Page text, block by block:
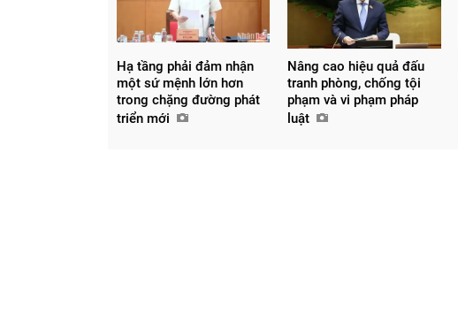
Hạ tầng phải đảm nhận
một sứ mệnh lớn hơn
trong chặng đường phát
triển mới
Nâng cao hiệu quả đấu
tranh phòng, chống tội
phạm và vi phạm pháp
luật